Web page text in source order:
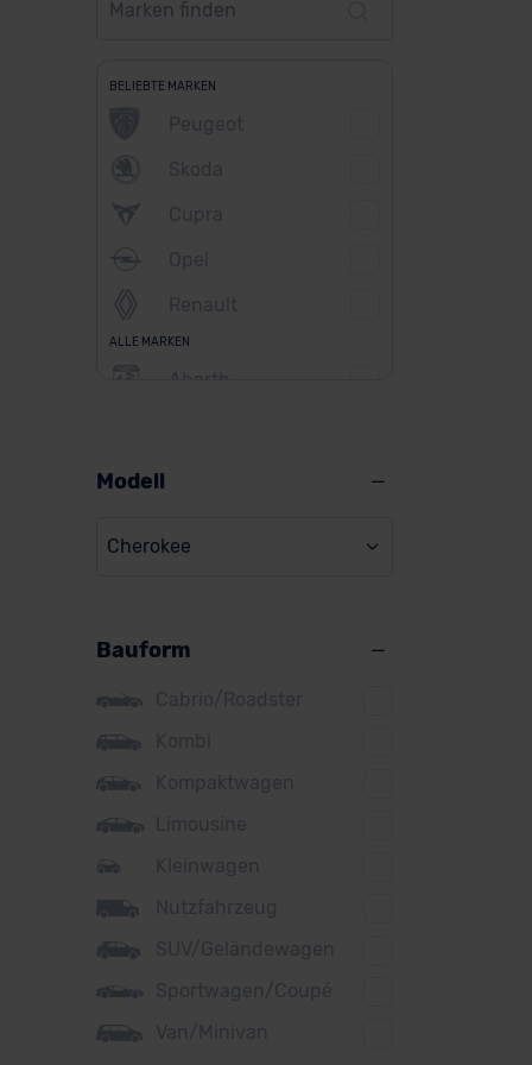
BELIEBTE MARKEN
Peugeot
Skoda
Cupra
Opel
Renault
ALLE MARKEN
Abarth
BMW
Citroen
Cupra
DS
Dacia
Fiat
Ford
Honda
Modell
Cherokee
Bauform
Cabrio/Roadster
Kombi
Kompaktwagen
Limousine
Kleinwagen
Nutzfahrzeug
SUV/Geländewagen
Sportwagen/Coupé
Van/Minivan